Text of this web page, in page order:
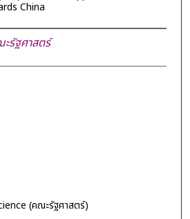
China
รัฐศาสตร์
(คณะรัฐศาสตร์)